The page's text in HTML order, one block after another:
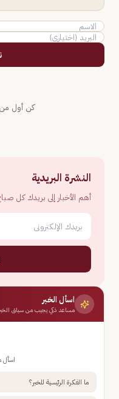
كن أول من
النشرة البريدية
أهم الأخبار إلى بريدك كل
اسأل الخبر
مساعد ذكي يجيب من سياق
اسأل
ما الفكرة الرئيسية للخبر؟